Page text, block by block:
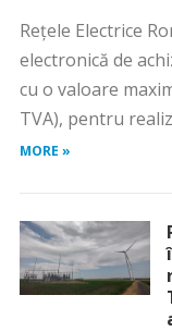
Rețele Electrice
electronică de
cu o valoare
TVA), pentru
MORE »